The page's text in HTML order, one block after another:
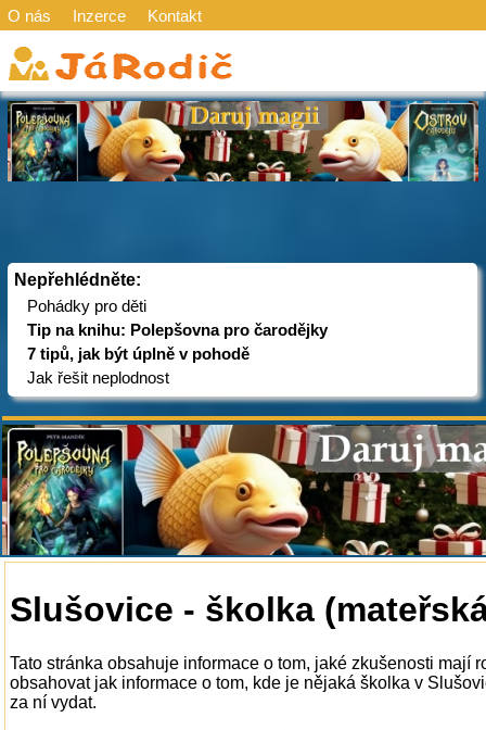
O nás Inzerce Kontakt
Nepřehlédněte:
Pohádky pro děti
Tip na knihu: Polepšovna pro čarodějky
7 tipů, jak být úplně v pohodě
Jak řešit neplodnost
Slušovice - školka
Tato stránka obsahuje informace o tom, jaké zkušenosti mají
obsahovat jak informace o tom, kde je nějaká školka v
za ní vydat.